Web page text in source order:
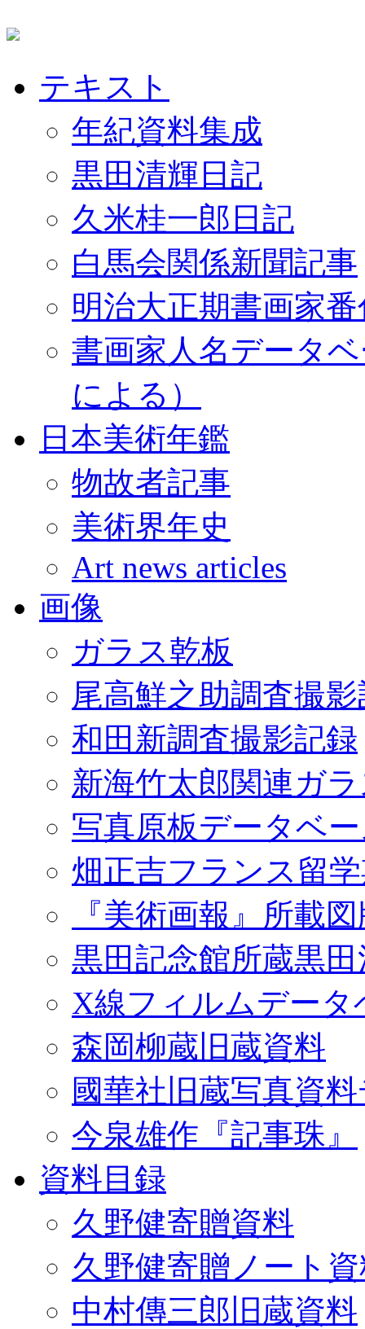
テキスト
年紀資料集成
黒田清輝日記
久米桂一郎日記
白馬会関係新聞記事
明治大正期書画家
書画家人名データ
による）
日本美術年鑑
物故者記事
美術界年史
Art news articles
画像
ガラス乾板
尾高鮮之助調査撮
和田新調査撮影記録
新海竹太郎関連ガ
写真原板データベ
畑正吉フランス留
『美術画報』所載
黒田記念館所蔵黒
X線フィルムデータ
森岡柳蔵旧蔵資料
國華社旧蔵写真資
今泉雄作『記事珠』
資料目録
久野健寄贈資料
久野健寄贈ノート
中村傳三郎旧蔵資料